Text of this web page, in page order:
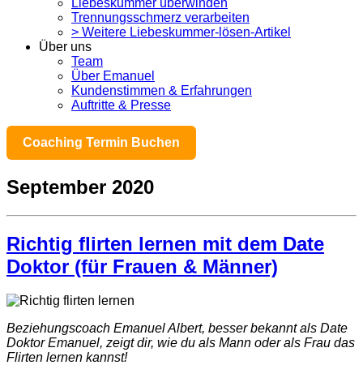
Trennungsschmerz verarbeiten
> Weitere Liebeskummer-lösen-Artikel
Über uns
Team
Über Emanuel
Kundenstimmen & Erfahrungen
Auftritte & Presse
Coaching Termin Buchen
September 2020
Richtig flirten lernen mit dem Date
Doktor (für Frauen & Männer)
Beziehungscoach Emanuel Albert, besser bekannt als Date
Doktor Emanuel, zeigt dir, wie du als Mann oder als Frau das
Flirten lernen kannst!